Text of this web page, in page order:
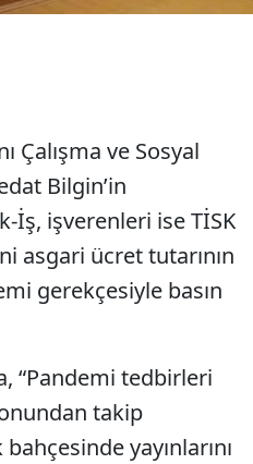
Çalışma ve Sosyal
Bilgin’in
İş, işverenleri ise TİSK
asgari ücret tutarının
gerekçesiyle basın
“Pandemi tedbirleri
takip
yayınlarını